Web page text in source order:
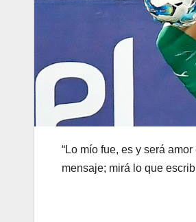
“Lo mío fue, es y será
mensaje; mirá lo que